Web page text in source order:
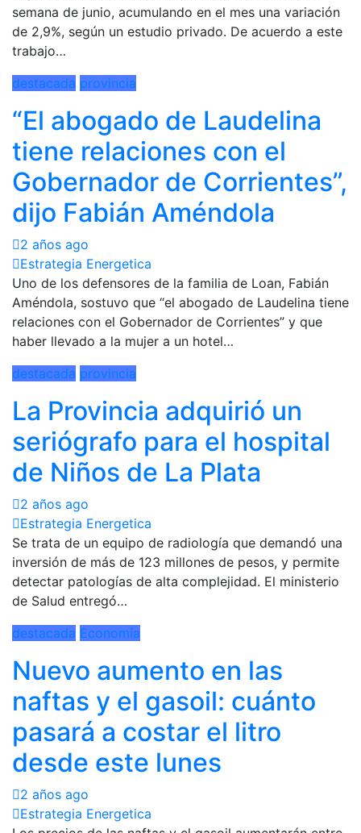
semana de junio, acumulando en el mes una variación
de 2,9%, según un estudio privado. De acuerdo a este
trabajo…
destacada provincia
“El abogado de Laudelina
tiene relaciones con el
Gobernador de Corrientes”,
dijo Fabián Améndola
2 años ago
Estrategia Energetica
Uno de los defensores de la familia de Loan, Fabián
Améndola, sostuvo que “el abogado de Laudelina tiene
relaciones con el Gobernador de Corrientes” y que
haber llevado a la mujer a un hotel…
destacada provincia
La Provincia adquirió un
seriógrafo para el hospital
de Niños de La Plata
2 años ago
Estrategia Energetica
Se trata de un equipo de radiología que demandó una
inversión de más de 123 millones de pesos, y permite
detectar patologías de alta complejidad. El ministerio
de Salud entregó…
destacada Economía
Nuevo aumento en las
naftas y el gasoil: cuánto
pasará a costar el litro
desde este lunes
2 años ago
Estrategia Energetica